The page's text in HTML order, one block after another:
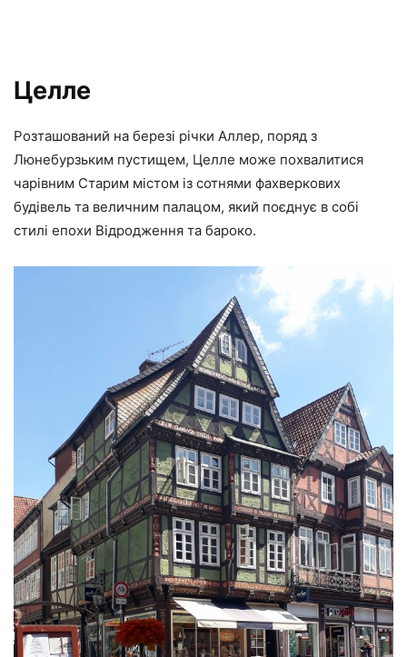
Целле
Розташований на березі річки Аллер, поряд з
Люнебурзьким пустищем, Целле може похвалитися
чарівним Старим містом із сотнями фахверкових
будівель та величним палацом, який поєднує в собі
стилі епохи Відродження та бароко.